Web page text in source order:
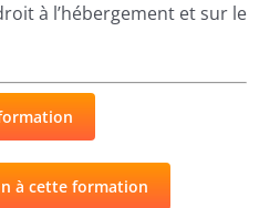
à l’hébergement et sur le
à cette formation